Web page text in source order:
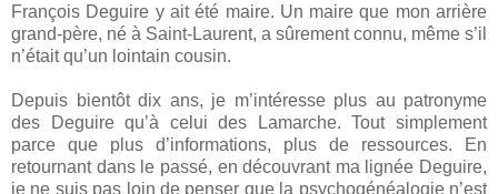
François Deguire y ait été maire. Un maire que mon arrière
grand-père, né à Saint-Laurent, a sûrement connu, même s’il
n’était qu’un lointain cousin.
Depuis bientôt dix ans, je m’intéresse plus au patronyme
des Deguire qu’à celui des Lamarche. Tout simplement
parce que plus d’informations, plus de ressources. En
retournant dans le passé, en découvrant ma lignée Deguire,
je ne suis pas loin de penser que la psychogénéalogie n’est